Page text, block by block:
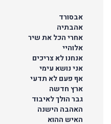
אבסורד
אהבתיה
אחרי הכל את שיר
אלוהיי
אנחנו לא צריכים
אני נושא עימי
אף פעם לא תדעי
ארץ חדשה
גבר הולך לאיבוד
האהבה הישנה
האיש ההוא